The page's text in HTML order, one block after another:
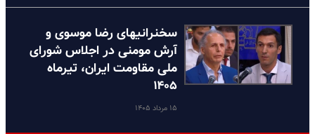
سخنرانیهای رضا موسوی و
آرش مومنی در اجلاس شورای
ملی مقاومت ایران، تیرماه
۱۴۰۵
۱۵ مرداد ۱۴۰۵